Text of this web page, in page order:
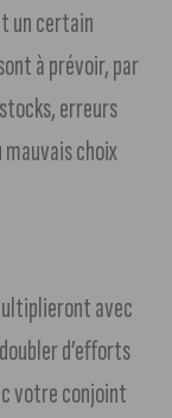
un certain
à prévoir, par
erreurs
mauvais choix
avec
d’efforts
votre conjoint